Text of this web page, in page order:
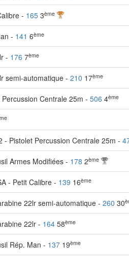
- 165 3ème
- 141 6ème
- 176 7ème
semi-automatique - 210 17ème
Centrale 25m - 506 4ème
Pistolet Percussion Centrale 25m -
Armes Modifiées - 178 2ème
- Petit Calibre - 139 16ème
22lr semi-automatique - 260 30
22lr - 164 58ème
Rép. Man - 137 19ème